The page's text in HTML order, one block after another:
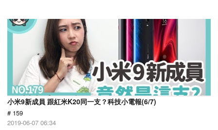
小米9新成員 跟紅米K20同一支？科技小電報(6/7)
# 159
2019-06-07 06:34